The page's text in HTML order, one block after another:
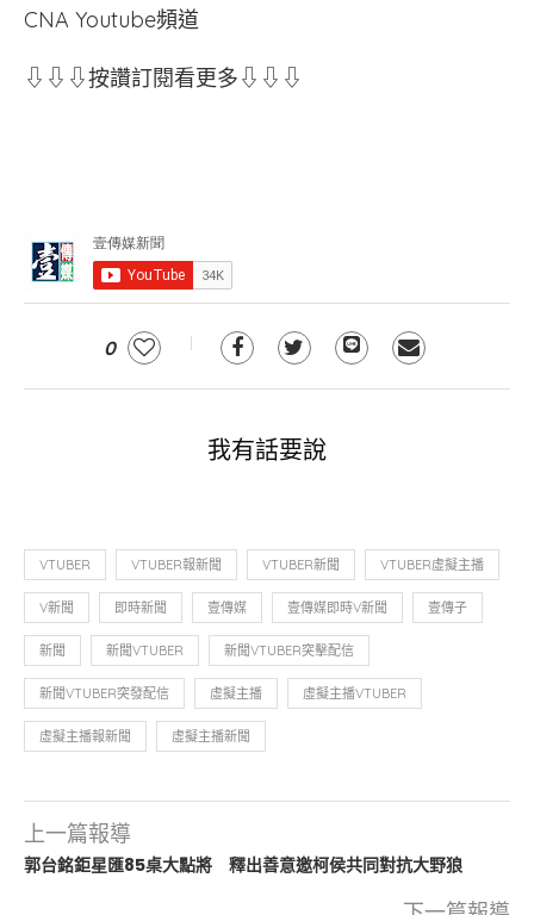
CNA Youtube頻道
⇩⇩⇩按讚訂閱看更多⇩⇩⇩
0
我有話要說
VTUBER VTUBER報新聞 VTUBER新聞 VTUBER虛擬主播
V新聞 即時新聞 壹傳媒 壹傳媒即時V新聞 壹傳子
新聞 新聞VTUBER 新聞VTUBER突擊配信
新聞VTUBER突發配信 虛擬主播 虛擬主播VTUBER
虛擬主播報新聞 虛擬主播新聞
上一篇報導
郭台銘鉅星匯85桌大點將 釋出善意邀柯侯共同對抗大野狼